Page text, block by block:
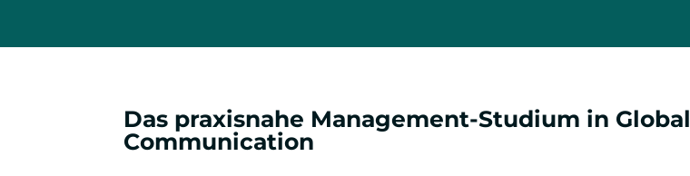
Das praxisnahe Management-Studium in Global
Communication